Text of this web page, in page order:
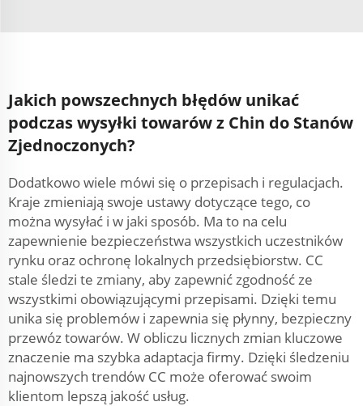
Jakich powszechnych błędów unikać
podczas wysyłki towarów z Chin do Stanów
Zjednoczonych?
Dodatkowo wiele mówi się o przepisach i regulacjach.
Kraje zmieniają swoje ustawy dotyczące tego, co
można wysyłać i w jaki sposób. Ma to na celu
zapewnienie bezpieczeństwa wszystkich uczestników
rynku oraz ochronę lokalnych przedsiębiorstw. CC
stale śledzi te zmiany, aby zapewnić zgodność ze
wszystkimi obowiązującymi przepisami. Dzięki temu
unika się problemów i zapewnia się płynny, bezpieczny
przewóz towarów. W obliczu licznych zmian kluczowe
znaczenie ma szybka adaptacja firmy. Dzięki śledzeniu
najnowszych trendów CC może oferować swoim
klientom lepszą jakość usług.